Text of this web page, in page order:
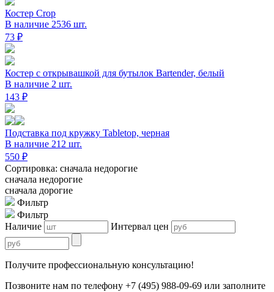
Костер Crop
В наличие 2536 шт.
73 ₽
Костер с открывашкой для бутылок Bartender, белый
В наличие 2 шт.
143 ₽
Подставка под кружку Tabletop, черная
В наличие 212 шт.
550 ₽
Сортировка: сначала недорогие
сначала недорогие
сначала дорогие
Фильтр
Фильтр
Наличие
Интервал цен
Получите профессиональную консультацию!
Позвоните нам по телефону +7 (495) 988-09-69 или заполните